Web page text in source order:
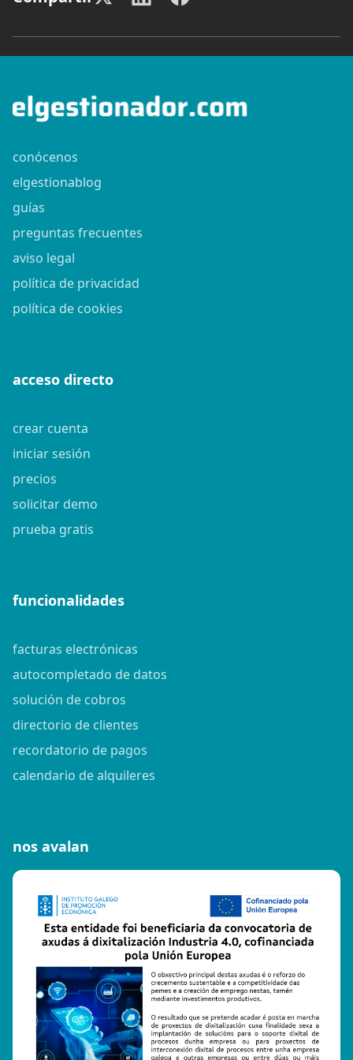
conócenos
elgestionablog
guías
preguntas frecuentes
aviso legal
política de privacidad
política de cookies
acceso directo
crear cuenta
iniciar sesión
precios
solicitar demo
prueba gratis
funcionalidades
facturas electrónicas
autocompletado de datos
solución de cobros
directorio de clientes
recordatorio de pagos
calendario de alquileres
nos avalan